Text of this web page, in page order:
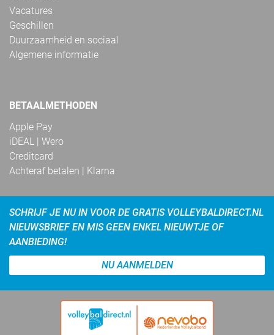
Vacatures
Geschillen
Duurzaamheid en sociaal
Algemene informatie
BETAALMETHODEN
Apple Pay
iDEAL | Wero
Creditcard
Achteraf betalen | Klarna
SCHRIJF JE NU IN VOOR DE GRATIS VOLLEYBALDIRECT.NL
NIEUWSBRIEF EN MIS GEEN ENKEL NIEUWTJE OF
AANBIEDING!
NU AANMELDEN